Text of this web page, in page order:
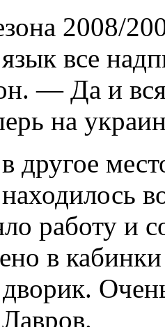
2008/
все
— Да и вся
на
другое
работу и
в